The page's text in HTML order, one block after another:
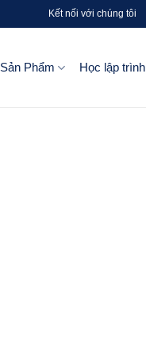
Kết nối với chúng tôi
Sản Phẩm Học lập trình